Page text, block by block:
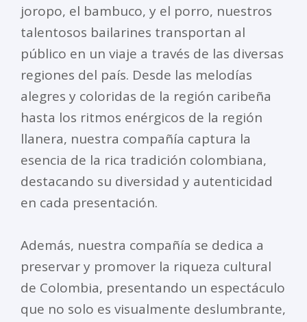
joropo, el bambuco, y el porro, nuestros
talentosos bailarines transportan al
público en un viaje a través de las diversas
regiones del país. Desde las melodías
alegres y coloridas de la región caribeña
hasta los ritmos enérgicos de la región
llanera, nuestra compañía captura la
esencia de la rica tradición colombiana,
destacando su diversidad y autenticidad
en cada presentación.
Además, nuestra compañía se dedica a
preservar y promover la riqueza cultural
de Colombia, presentando un espectáculo
que no solo es visualmente deslumbrante,